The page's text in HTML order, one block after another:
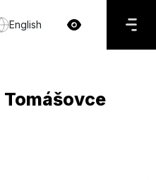
English
Tomášovce